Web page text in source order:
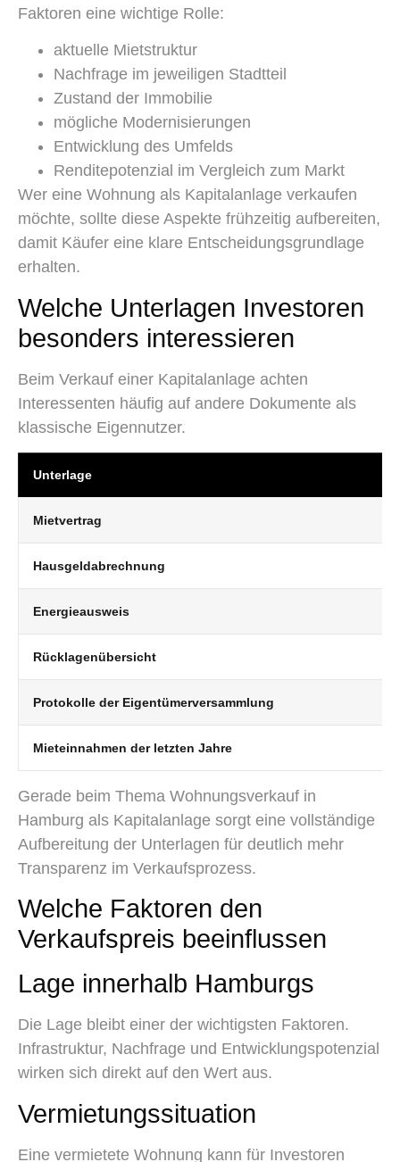
Faktoren eine wichtige Rolle:
aktuelle Mietstruktur
Nachfrage im jeweiligen Stadtteil
Zustand der Immobilie
mögliche Modernisierungen
Entwicklung des Umfelds
Renditepotenzial im Vergleich zum Markt
Wer eine Wohnung als Kapitalanlage verkaufen
möchte, sollte diese Aspekte frühzeitig aufbereiten,
damit Käufer eine klare Entscheidungsgrundlage
erhalten.
Welche Unterlagen Investoren
besonders interessieren
Beim Verkauf einer Kapitalanlage achten
Interessenten häufig auf andere Dokumente als
klassische Eigennutzer.
Unterlage
Mietvertrag
Hausgeldabrechnung
Energieausweis
Rücklagenübersicht
Protokolle der Eigentümerversammlung
Mieteinnahmen der letzten Jahre
Gerade beim Thema Wohnungsverkauf in
Hamburg als Kapitalanlage sorgt eine vollständige
Aufbereitung der Unterlagen für deutlich mehr
Transparenz im Verkaufsprozess.
Welche Faktoren den
Verkaufspreis beeinflussen
Lage innerhalb Hamburgs
Die Lage bleibt einer der wichtigsten Faktoren.
Infrastruktur, Nachfrage und Entwicklungspotenzial
wirken sich direkt auf den Wert aus.
Vermietungssituation
Eine vermietete Wohnung kann für Investoren